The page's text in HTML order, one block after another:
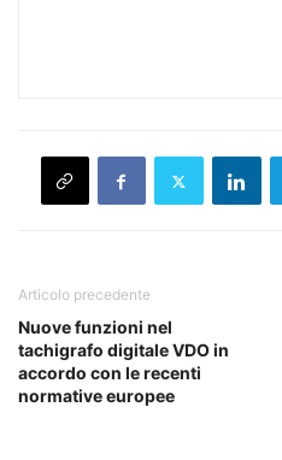
Articolo precedente
Nuove funzioni nel
tachigrafo digitale VDO in
accordo con le recenti
normative europee